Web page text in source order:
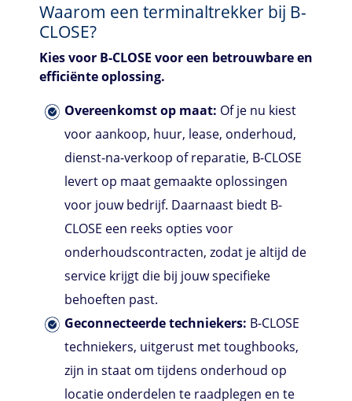
Waarom een terminaltrekker bij B-
CLOSE?
Kies voor B-CLOSE voor een betrouwbare en
efficiënte oplossing.
Overeenkomst op maat: Of je nu kiest
voor aankoop, huur, lease, onderhoud,
dienst-na-verkoop of reparatie, B-CLOSE
levert op maat gemaakte oplossingen
voor jouw bedrijf. Daarnaast biedt B-
CLOSE een reeks opties voor
onderhoudscontracten, zodat je altijd de
service krijgt die bij jouw specifieke
behoeften past.
Geconnecteerde techniekers: B-CLOSE
techniekers, uitgerust met toughbooks,
zijn in staat om tijdens onderhoud op
locatie onderdelen te raadplegen en te